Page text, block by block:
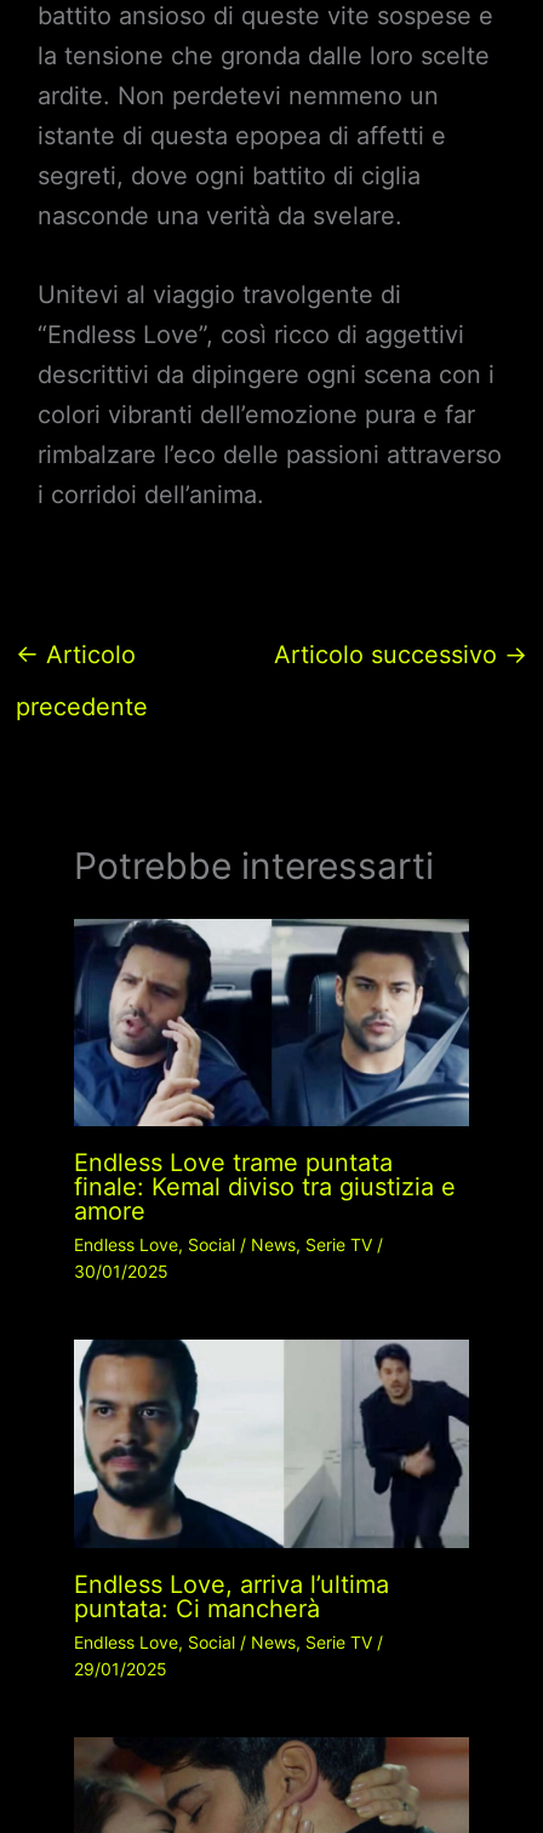
battito ansioso di queste vite sospese e
la tensione che gronda dalle loro scelte
ardite. Non perdetevi nemmeno un
istante di questa epopea di affetti e
segreti, dove ogni battito di ciglia
nasconde una verità da svelare.
Unitevi al viaggio travolgente di
“Endless Love”, così ricco di aggettivi
descrittivi da dipingere ogni scena con i
colori vibranti dell’emozione pura e far
rimbalzare l’eco delle passioni attraverso
i corridoi dell’anima.
← Articolo
precedente
Articolo successivo →
Potrebbe interessarti
Endless Love trame puntata
finale: Kemal diviso tra giustizia e
amore
Endless Love, Social/ News, Serie TV/
30/01/2025
Endless Love, arriva l’ultima
puntata: Ci mancherà
Endless Love, Social/ News, Serie TV/
29/01/2025